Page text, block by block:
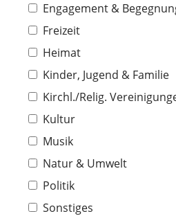
Engagement &
Freizeit
Heimat
Kinder, Jugend & Familie
Kirchl./Relig.
Kultur
Musik
Natur & Umwelt
Politik
Sonstiges